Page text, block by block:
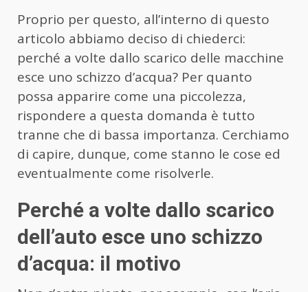
Proprio per questo, all’interno di questo
articolo abbiamo deciso di chiederci:
perché a volte dallo scarico delle macchine
esce uno schizzo d’acqua? Per quanto
possa apparire come una piccolezza,
rispondere a questa domanda è tutto
tranne che di bassa importanza. Cerchiamo
di capire, dunque, come stanno le cose ed
eventualmente come risolverle.
Perché a volte dallo scarico
dell’auto esce uno schizzo
d’acqua: il motivo